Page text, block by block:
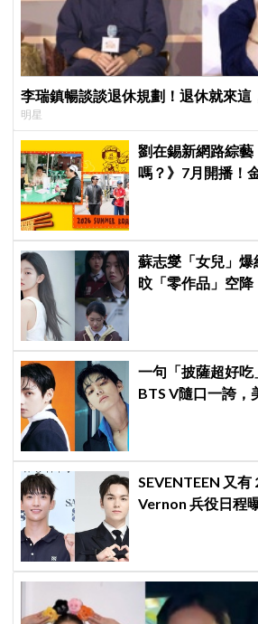
李瑞鎮暢談談退休規劃！退休就來這
明星
劉在錫新網路綜
嗎？》7月開播！
蘇志燮「女兒」
旼「零作品」空降
一句「披薩超好吃
BTS V隨口一誇，
SEVENTEEN 又有
Vernon 兵役日程